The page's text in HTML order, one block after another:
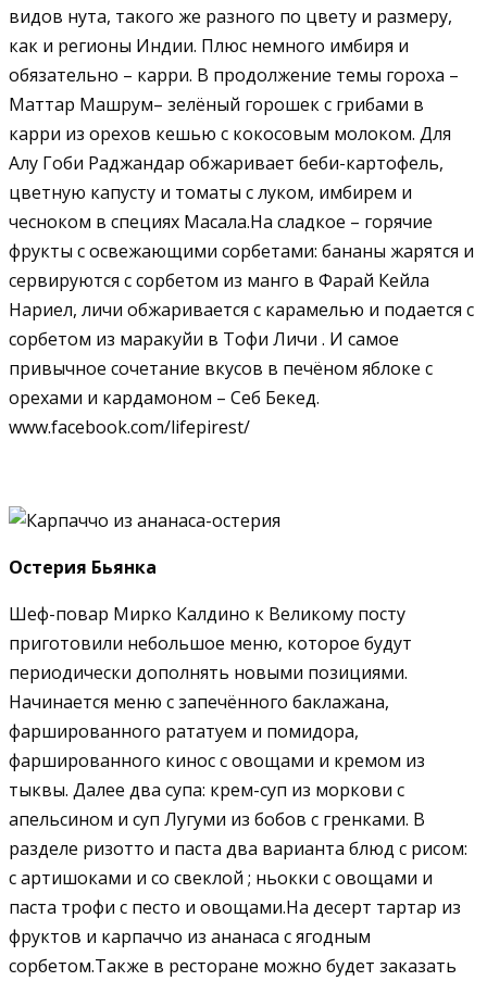
видов нута, такого же разного по цвету и размеру,
как и регионы Индии. Плюс немного имбиря и
обязательно – карри. В продолжение темы гороха –
Маттар Машрум– зелёный горошек с грибами в
карри из орехов кешью с кокосовым молоком. Для
Алу Гоби Раджандар обжаривает беби-картофель,
цветную капусту и томаты с луком, имбирем и
чесноком в специях Масала.На сладкое – горячие
фрукты с освежающими сорбетами: бананы жарятся и
сервируются с сорбетом из манго в Фарай Кейла
Нариел, личи обжаривается с карамелью и подается с
сорбетом из маракуйи в Тофи Личи . И самое
привычное сочетание вкусов в печёном яблоке с
орехами и кардамоном – Себ Бекед.
www.facebook.com/lifepirest/
Остерия Бьянка
Шеф-повар Мирко Калдино к Великому посту
приготовили небольшое меню, которое будут
периодически дополнять новыми позициями.
Начинается меню с запечённого баклажана,
фаршированного рататуем и помидора,
фаршированного кинос с овощами и кремом из
тыквы. Далее два супа: крем-суп из моркови с
апельсином и суп Лугуми из бобов с гренками. В
разделе ризотто и паста два варианта блюд с рисом:
с артишоками и со свеклой ; ньокки с овощами и
паста трофи с песто и овощами.На десерт тартар из
фруктов и карпаччо из ананаса с ягодным
сорбетом.Также в ресторане можно будет заказать